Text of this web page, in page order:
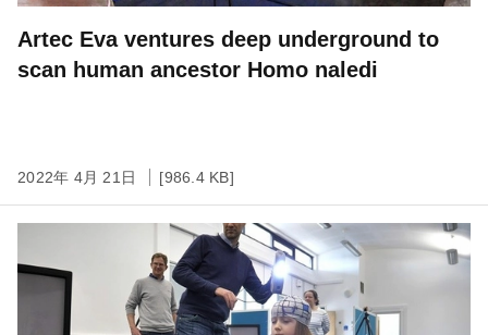
Artec Eva ventures deep underground to
scan human ancestor Homo naledi
2022年 4月 21日 [986.4 KB]